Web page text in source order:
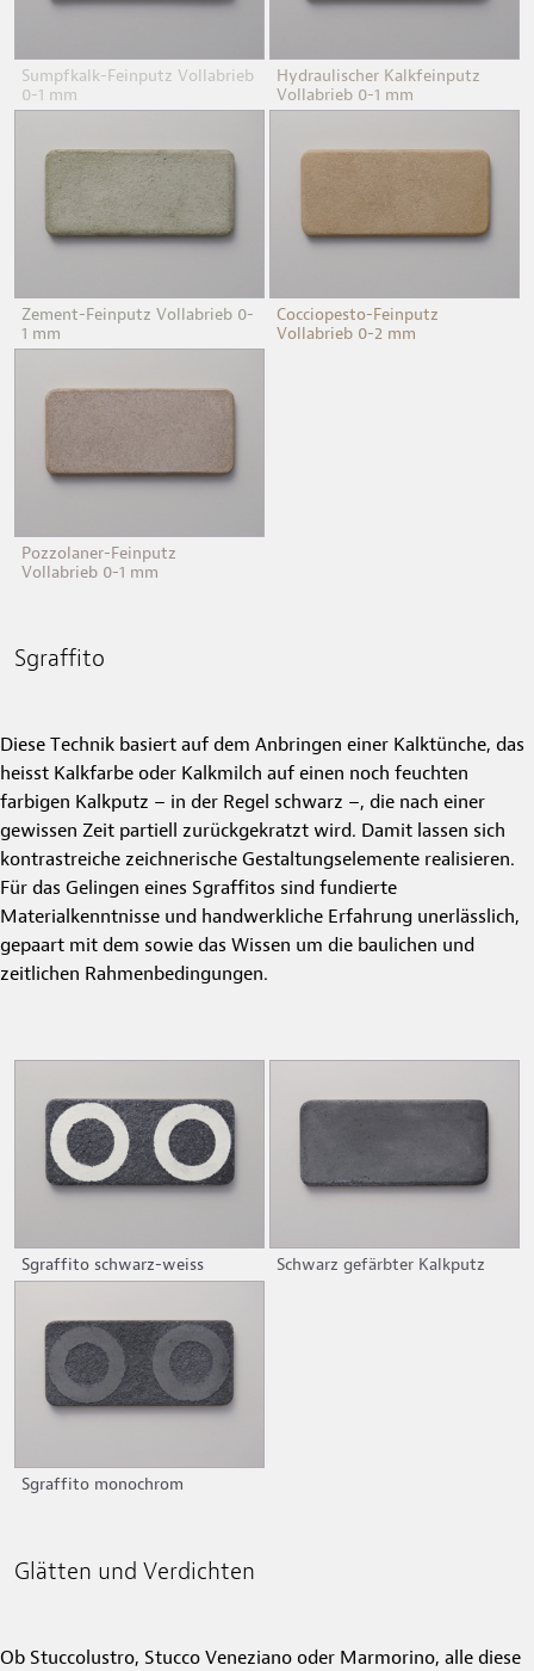
Sumpfkalk-Feinputz Vollabrieb
0-1 mm
Hydraulischer Kalkfeinputz
Vollabrieb 0-1 mm
Zement-Feinputz Vollabrieb 0-
1 mm
Cocciopesto-Feinputz
Vollabrieb 0-2 mm
Pozzolaner-Feinputz
Vollabrieb 0-1 mm
Sgraffito
Diese Technik basiert auf dem Anbringen einer Kalktünche, das
heisst Kalkfarbe oder Kalkmilch auf einen noch feuchten
farbigen Kalkputz – in der Regel schwarz –, die nach einer
gewissen Zeit partiell zurückgekratzt wird. Damit lassen sich
kontrastreiche zeichnerische Gestaltungselemente realisieren.
Für das Gelingen eines Sgraffitos sind fundierte
Materialkenntnisse und handwerkliche Erfahrung unerlässlich,
gepaart mit dem sowie das Wissen um die baulichen und
zeitlichen Rahmenbedingungen.
Sgraffito schwarz-weiss Schwarz gefärbter Kalkputz
Sgraffito monochrom
Glätten und Verdichten
Ob Stuccolustro, Stucco Veneziano oder Marmorino, alle diese